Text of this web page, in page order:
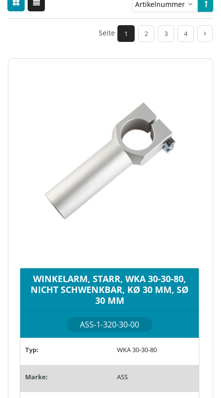
Seite 1 2 3 4
WINKELARM, STARR, WKA 30-30-80,
NICHT SCHWENKBAR, KØ 30 MM, SØ
30 MM
ASS-1-320-30-00
Typ: WKA 30-30-80
Marke: ASS